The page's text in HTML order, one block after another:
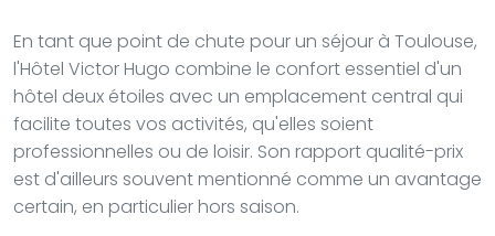
En tant que point de chute pour un séjour à Toulouse,
l'Hôtel Victor Hugo combine le confort essentiel d'un
hôtel deux étoiles avec un emplacement central qui
facilite toutes vos activités, qu'elles soient
professionnelles ou de loisir. Son rapport qualité-prix
est d'ailleurs souvent mentionné comme un avantage
certain, en particulier hors saison.